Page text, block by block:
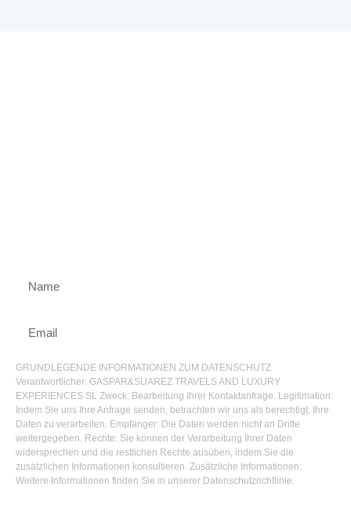
GRUNDLEGENDE INFORMATIONEN ZUM DATENSCHUTZ
Verantwortlicher: GASPAR&SUAREZ TRAVELS AND LUXURY
EXPERIENCES SL Zweck: Bearbeitung Ihrer Kontaktanfrage. Legitimation:
Indem Sie uns Ihre Anfrage senden, betrachten wir uns als berechtigt, Ihre
Daten zu verarbeiten. Empfänger: Die Daten werden nicht an Dritte
weitergegeben. Rechte: Sie können der Verarbeitung Ihrer Daten
widersprechen und die restlichen Rechte ausüben, indem Sie die
zusätzlichen Informationen konsultieren. Zusätzliche Informationen:
Weitere Informationen finden Sie in unserer Datenschutzrichtlinie.